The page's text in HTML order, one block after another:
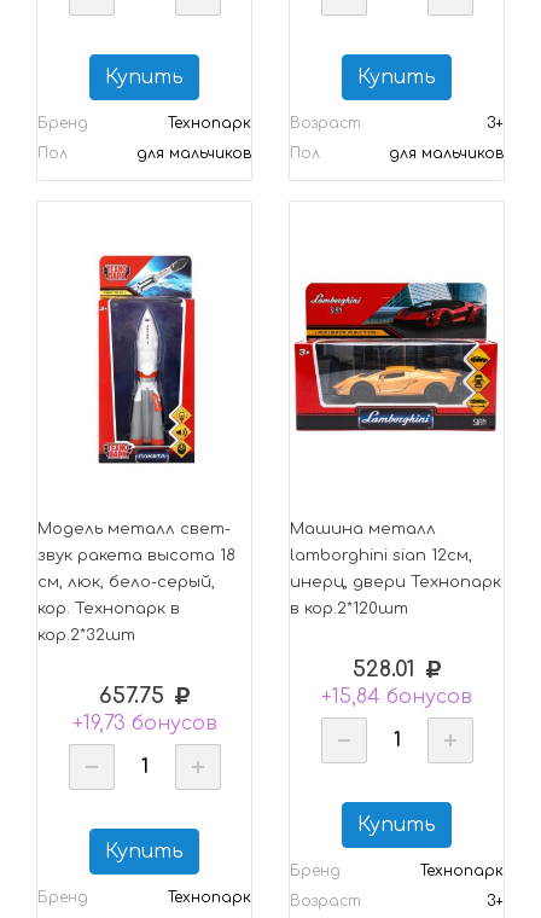
Купить
Бренд
Технопарк
Пол
для мальчиков
Купить
Возраст
3+
Пол
для мальчиков
Модель металл свет-
звук ракета высота 18
см, люк, бело-серый,
кор. Технопарк в
кор.2*32шт
657.75
+19,73 бонусов
Купить
Бренд
Технопарк
Машина металл
lamborghini sian 12см,
инерц, двери Технопарк
в кор.2*120шт
528.01
+15,84 бонусов
Купить
Бренд
Технопарк
Возраст
3+